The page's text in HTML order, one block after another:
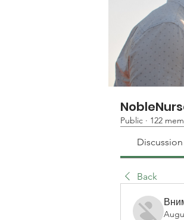
Public · 122
Discussion
Back